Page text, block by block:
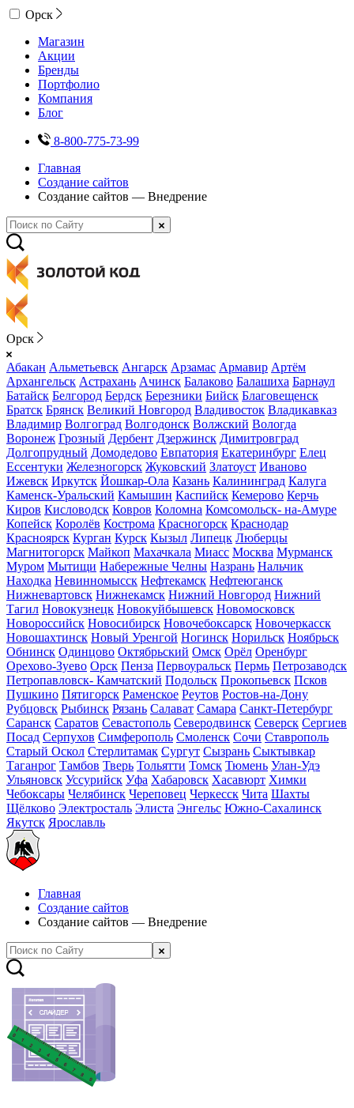
Орск
Магазин
Акции
Бренды
Портфолио
Компания
Блог
8-800-775-73-99
Главная
Создание сайтов
Создание сайтов — Внедрение
Орск
Абакан Альметьевск Ангарск Арзамас Армавир Артём
Архангельск Астрахань Ачинск Балаково Балашиха Барнаул
Батайск Белгород Бердск Березники Бийск Благовещенск
Братск Брянск Великий Новгород Владивосток Владикавказ
Владимир Волгоград Волгодонск Волжский Вологда
Воронеж Грозный Дербент Дзержинск Димитровград
Долгопрудный Домодедово Евпатория Екатеринбург Елец
Ессентуки Железногорск Жуковский Златоуст Иваново
Ижевск Иркутск Йошкар-Ола Казань Калининград Калуга
Каменск-Уральский Камышин Каспийск Кемерово Керчь
Киров Кисловодск Ковров Коломна Комсомольск- на-Амуре
Копейск Королёв Кострома Красногорск Краснодар
Красноярск Курган Курск Кызыл Липецк Люберцы
Магнитогорск Майкоп Махачкала Миасс Москва Мурманск
Муром Мытищи Набережные Челны Назрань Нальчик
Находка Невинномысск Нефтекамск Нефтеюганск
Нижневартовск Нижнекамск Нижний Новгород Нижний
Тагил Новокузнецк Новокуйбышевск Новомосковск
Новороссийск Новосибирск Новочебоксарск Новочеркасск
Новошахтинск Новый Уренгой Ногинск Норильск Ноябрьск
Обнинск Одинцово Октябрьский Омск Орёл Оренбург
Орехово-Зуево Орск Пенза Первоуральск Пермь Петрозаводск
Петропавловск- Камчатский Подольск Прокопьевск Псков
Пушкино Пятигорск Раменское Реутов Ростов-на-Дону
Рубцовск Рыбинск Рязань Салават Самара Санкт-Петербург
Саранск Саратов Севастополь Северодвинск Северск Сергиев
Посад Серпухов Симферополь Смоленск Сочи Ставрополь
Старый Оскол Стерлитамак Сургут Сызрань Сыктывкар
Таганрог Тамбов Тверь Тольятти Томск Тюмень Улан-Удэ
Ульяновск Уссурийск Уфа Хабаровск Хасавюрт Химки
Чебоксары Челябинск Череповец Черкесск Чита Шахты
Щёлково Электросталь Элиста Энгельс Южно-Сахалинск
Якутск Ярославль
Главная
Создание сайтов
Создание сайтов — Внедрение